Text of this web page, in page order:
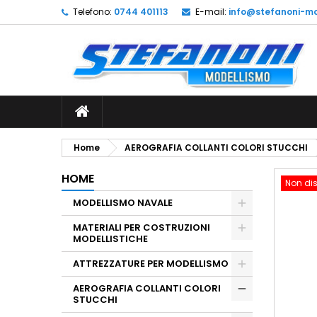
Telefono: 0744 401113 E-mail: info@stefanoni-
Home AEROGRAFIA COLLANTI COLORI STUCCHI
HOME
MODELLISMO NAVALE
MATERIALI PER COSTRUZIONI
MODELLISTICHE
ATTREZZATURE PER MODELLISMO
AEROGRAFIA COLLANTI COLORI
STUCCHI
Non